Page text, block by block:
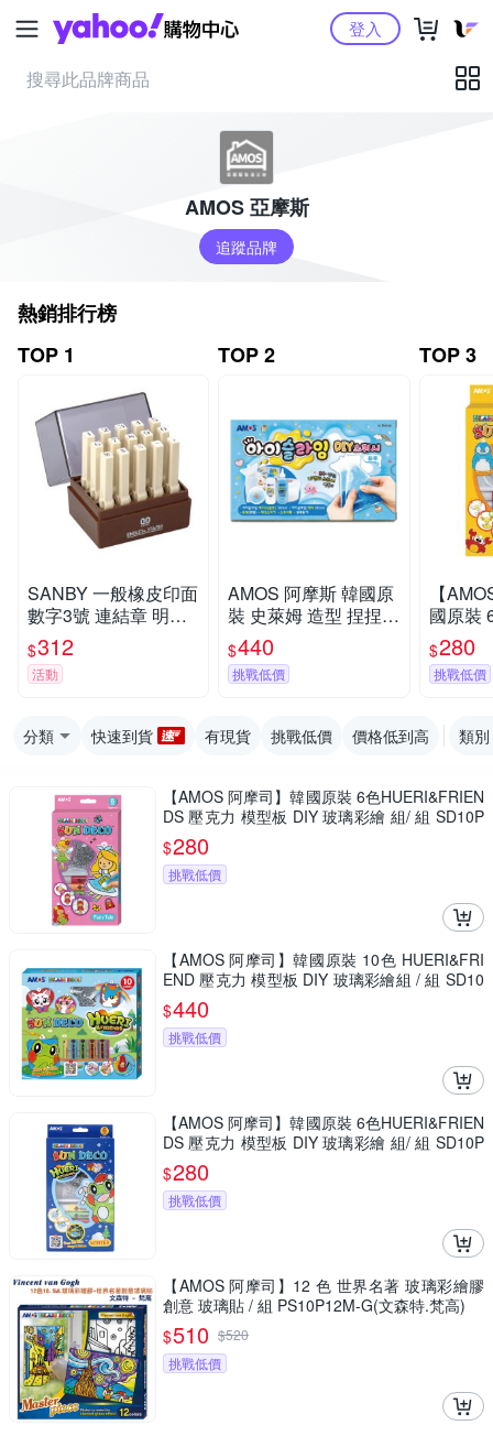
Yahoo購物中心登入
AMOS 亞摩斯
追蹤品牌
熱銷排行榜
TOP 1
SANBY 一般橡皮印面
數字3號 連結章 明朝
體 /組 EN-S3
$312
活動
TOP 2
AMOS 阿摩斯 韓國原
裝 史萊姆 造型 捏捏球
三角藍 / 組 IS120P2-
BL
$440
挑戰低價
TOP 3
【
國原裝 6色 動物 主題
吊飾
$280
挑戰低價
分類 快速到貨 有現貨 挑戰低價 價格低到高 類別
【AMOS 阿摩司】韓國原裝 6色HUERI&FRIEN
DS 壓克力 模型板 DIY 玻璃彩繪 組/ 組 SD10P
6-H
$280
挑戰低價
【AMOS 阿摩司】韓國原裝 10色 HUERI&FRI
END 壓克力 模型板 DIY 玻璃彩繪組 / 組 SD10
P10-H
$440
挑戰低價
【AMOS 阿摩司】韓國原裝 6色HUERI&FRIEN
DS 壓克力 模型板 DIY 玻璃彩繪 組/ 組 SD10P
6-H
$280
挑戰低價
【AMOS 阿摩司】12 色 世界名著 玻璃彩繪膠
創意 玻璃貼 / 組 PS10P12M-G(文森特.梵高)
$510 $520
挑戰低價